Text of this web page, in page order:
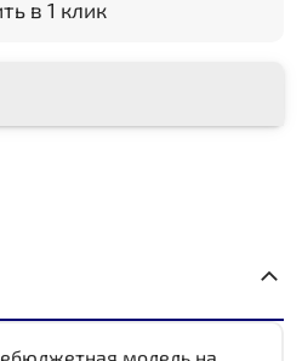
в 1 клик